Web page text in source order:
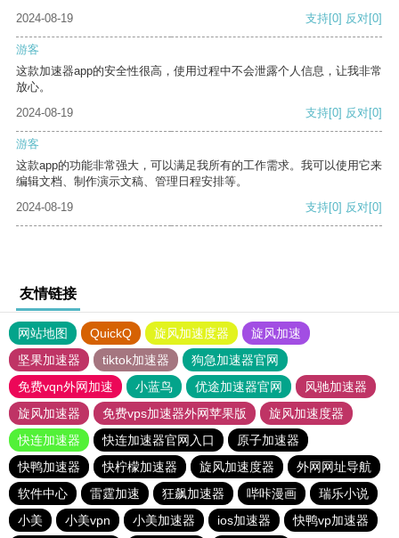
2024-08-19 支持[0] 反对[0]
游客
这款加速器app的安全性很高，使用过程中不会泄露个人信息，让我非常
放心。
2024-08-19
支持[0] 反对[0]
游客
这款app的功能非常强大，可以满足我所有的工作需求。我可以使用它来
编辑文档、制作演示文稿、管理日程安排等。
2024-08-19
支持[0] 反对[0]
友情链接
网站地图 QuickQ 旋风加速度器
旋风加速
坚果加速器
tiktok加速器
狗急加速器官网
免费vqn外网加速
小蓝鸟 优途加速器官网
风驰加速器
旋风加速器
免费vps加速器外网苹果版
旋风加速度器
快连加速器
快连加速器官网入口
原子加速器
快鸭加速器
快柠檬加速器 旋风加速度器
外网网址导航
软件中心
雷霆加速 狂飙加速器 哔咔漫画
瑞乐小说
小美
小美vpn 小美加速器 ios加速器
快鸭vp加速器